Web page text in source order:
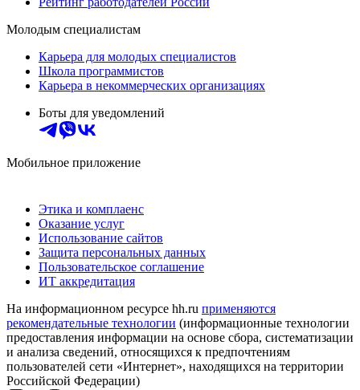
Молодым специалистам
Карьера для молодых специалистов
Школа программистов
Карьера в некоммерческих организациях
Боты для уведомлений
Мобильное приложение
Этика и комплаенс
Оказание услуг
Использование сайтов
Защита персональных данных
Пользовательское соглашение
ИТ аккредитация
На информационном ресурсе hh.ru применяются
рекомендательные технологии (информационные технологии
предоставления информации на основе сбора, систематизации
и анализа сведений, относящихся к предпочтениям
пользователей сети «Интернет», находящихся на территории
Российской Федерации)